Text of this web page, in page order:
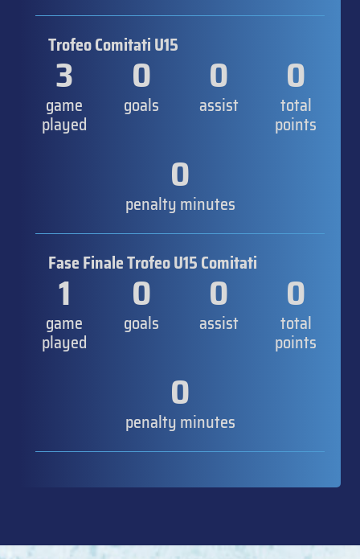
Trofeo Comitati U15
3
game
played
0
goals
0
assist
0
total
points
0
penalty minutes
Fase Finale Trofeo U15 Comitati
1
game
played
0
goals
0
assist
0
total
points
0
penalty minutes